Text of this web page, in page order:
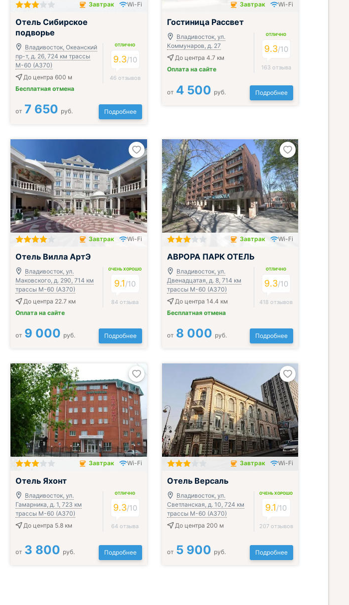
Завтрак включён
Завтрак Wi-Fi
Отель Сибирское
подворье
Владивосток, Океанский
пр-т, д. 26, 724 км трассы
М-60 (А370)
До центра 600 м
Бесплатная отмена
ОТЛИЧНО
9.3/10
46 отзывов
от 7 650 руб. Подробнее
Завтрак включён
Завтрак Wi-Fi
Гостиница Рассвет
Владивосток, ул.
Коммунаров, д. 27
До центра 4.7 км
Оплата на сайте
ОТЛИЧНО
9.3/10
163 отзыва
от 4 500 руб. Подробнее
Завтрак включён
Завтрак Wi-Fi
Отель Вилла АртЭ
Владивосток, ул.
Маковского, д. 290, 714 км
трассы М-60 (А370)
До центра 22.7 км
Оплата на сайте
ОЧЕНЬ ХОРОШО
9.1/10
84 отзыва
от 9 000 руб. Подробнее
Завтрак включён
Завтрак Wi-Fi
АВРОРА ПАРК ОТЕЛЬ
Владивосток, ул.
Двенадцатая, д. 8, 714 км
трассы М-60 (А370)
До центра 14.4 км
Бесплатная отмена
ОТЛИЧНО
9.3/10
418 отзывов
от 8 000 руб. Подробнее
Завтрак включён
Завтрак Wi-Fi
Отель Яхонт
Владивосток, ул.
Гамарника, д. 1, 723 км
трассы М-60 (А370)
До центра 5.8 км
ОТЛИЧНО
9.3/10
64 отзыва
от 3 800 руб. Подробнее
Завтрак включён
Завтрак Wi-Fi
Отель Версаль
Владивосток, ул.
Светланская, д. 10, 724 км
трассы М-60 (А370)
До центра 200 м
ОЧЕНЬ ХОРОШО
9.1/10
207 отзывов
от 5 900 руб. Подробнее